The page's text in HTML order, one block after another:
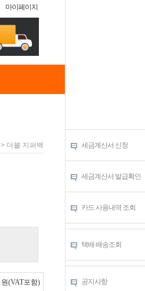
마이페이지
> 더블 지퍼백
원(VAT포함)
세금계산서 신청
세금계산서 발급확인
카드 사용내역 조회
택배 배송조회
공지사항